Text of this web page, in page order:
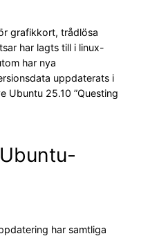
grafikkort, trådlösa
har lagts till i linux-
har nya
uppdaterats i
Ubuntu 25.10 ”Questing
har samtliga